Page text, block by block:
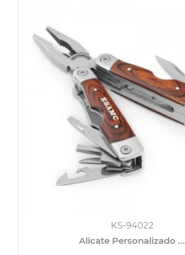
KS-94022
Alicate Personalizado ...